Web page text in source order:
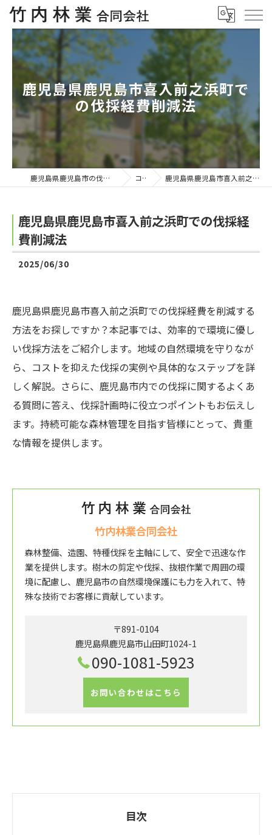
鹿児島県鹿児島市喜入前之浜町で
の伐採経費削減法
鹿児島県鹿児島市の伐採なら竹内林業合同会社 コラム 鹿児島県鹿児島市喜入前之浜町での伐採経費削減法
鹿児島県鹿児島市喜入前之浜町での伐採経
費削減法
2025/06/30
鹿児島県鹿児島市喜入前之浜町での伐採経費を削減する
方法をお探しですか？本記事では、効率的で環境に優し
い伐採方法をご紹介します。地域の自然環境を守りなが
ら、コストを抑えた伐採の実例や具体的なステップを詳
しく解説。さらに、鹿児島市内での伐採に関するよくあ
る質問に答え、伐採計画時に役立つポイントもお伝えし
ます。持続可能な森林管理を目指す皆様にとって、貴重
な情報を提供します。
竹内林業合同会社
森林整備、造園、特種伐採を主軸にして、安全で迅速な作
業を提供します。樹木の剪定や伐採、抜根作業で周囲の環
境に配慮し、鹿児島市の自然環境保護にも力を入れて、特
殊な技術でお客様に貢献しています。
〒891-0104
鹿児島県鹿児島市山田町1024-1
090-1081-5923
お問い合わせはこちら
目次